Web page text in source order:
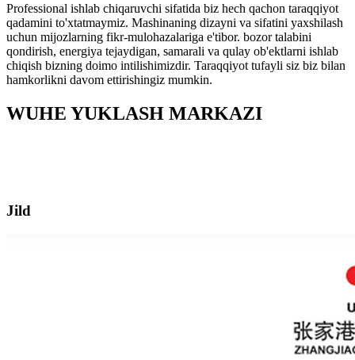
Professional ishlab chiqaruvchi sifatida biz hech qachon taraqqiyot
qadamini to'xtatmaymiz. Mashinaning dizayni va sifatini yaxshilash
uchun mijozlarning fikr-mulohazalariga e'tibor. bozor talabini
qondirish, energiya tejaydigan, samarali va qulay ob'ektlarni ishlab
chiqish bizning doimo intilishimizdir. Taraqqiyot tufayli siz biz bilan
hamkorlikni davom ettirishingiz mumkin.
WUHE YUKLASH MARKAZI
Jild